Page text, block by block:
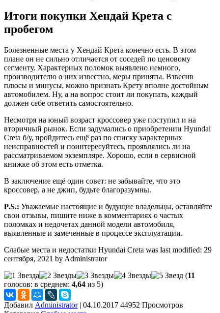
Итоги покупки Хендай Крета с
пробегом
Болезненные места у Хендай Крета конечно есть. В этом
плане он не сильно отличается от соседей по ценовому
сегменту. Характерных поломок выявлено немного,
производителю о них известно, меры приняты. Взвесив
плюсы и минусы, можно признать Крету вполне достойным
автомобилем. Ну, а на вопрос стоит ли покупать, каждый
должен себе ответить самостоятельно.
Несмотря на юный возраст кроссовер уже поступил и на
вторичный рынок. Если задумались о приобретении Hyundai
Creta б/у, пройдитесь ещё раз по списку характерных
неисправностей и поинтересуйтесь, проявлялись ли на
рассматриваемом экземпляре. Хорошо, если в сервисной
книжке об этом есть отметка.
В заключение ещё один совет: не забывайте, что это
кроссовер, а не джип, будьте благоразумны.
P.S.: Уважаемые настоящие и будущие владельцы, оставляйте
свои отзывы, пишите ниже в комментариях о частых
поломках и недочетах данной модели автомобиля,
выявленные и замеченные в процессе эксплуатации.
Слабые места и недостатки Hyundai Creta was last modified: 29
сентября, 2021 by Administrator
(11
голосов: в среднем: 4,64 из 5)
Добавил Administrator | 04.10.2017 44952 Просмотров